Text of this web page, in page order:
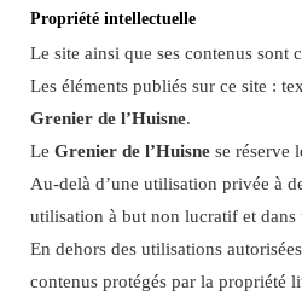
Propriété intellectuelle
Le site ainsi que ses contenus
Les éléments publiés sur ce site :
Grenier de l’Huisne.
Le Grenier de l’Huisne se réserve
Au-delà d’une utilisation privée à
utilisation à but non lucratif et dans
En dehors des utilisations
contenus protégés par la propriété